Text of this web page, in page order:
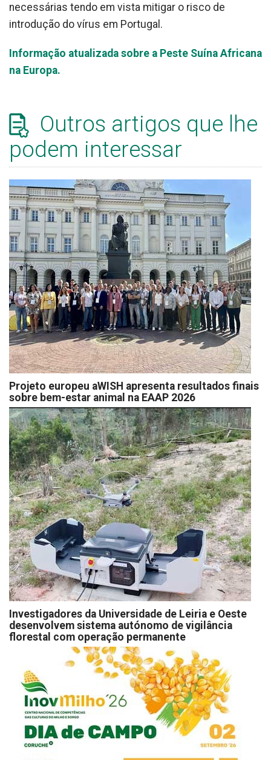
necessárias tendo em vista mitigar o risco de
introdução do vírus em Portugal.
Informação atualizada sobre a Peste Suína Africana
na Europa.
Outros artigos que lhe
podem interessar
Projeto europeu aWISH apresenta resultados finais
sobre bem-estar animal na EAAP 2026
Investigadores da Universidade de Leiria e Oeste
desenvolvem sistema autónomo de vigilância
florestal com operação permanente